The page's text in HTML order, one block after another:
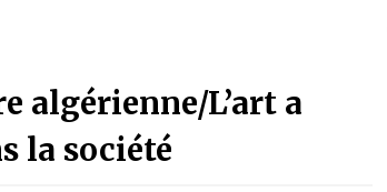
Quand on va vite
algérienne/L’art a
la société